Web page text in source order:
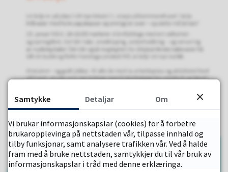
Samtykke Detaljar Om
Vi brukar informasjonskapslar (cookies) for å forbetre
brukaropplevinga på nettstaden vår, tilpasse innhald og
tilby funksjonar, samt analysere trafikken vår. Ved å halde
fram med å bruke nettstaden, samtykkjer du til vår bruk av
informasjonskapslar i tråd med denne erklæringa.